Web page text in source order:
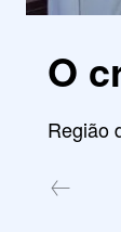
O
Região